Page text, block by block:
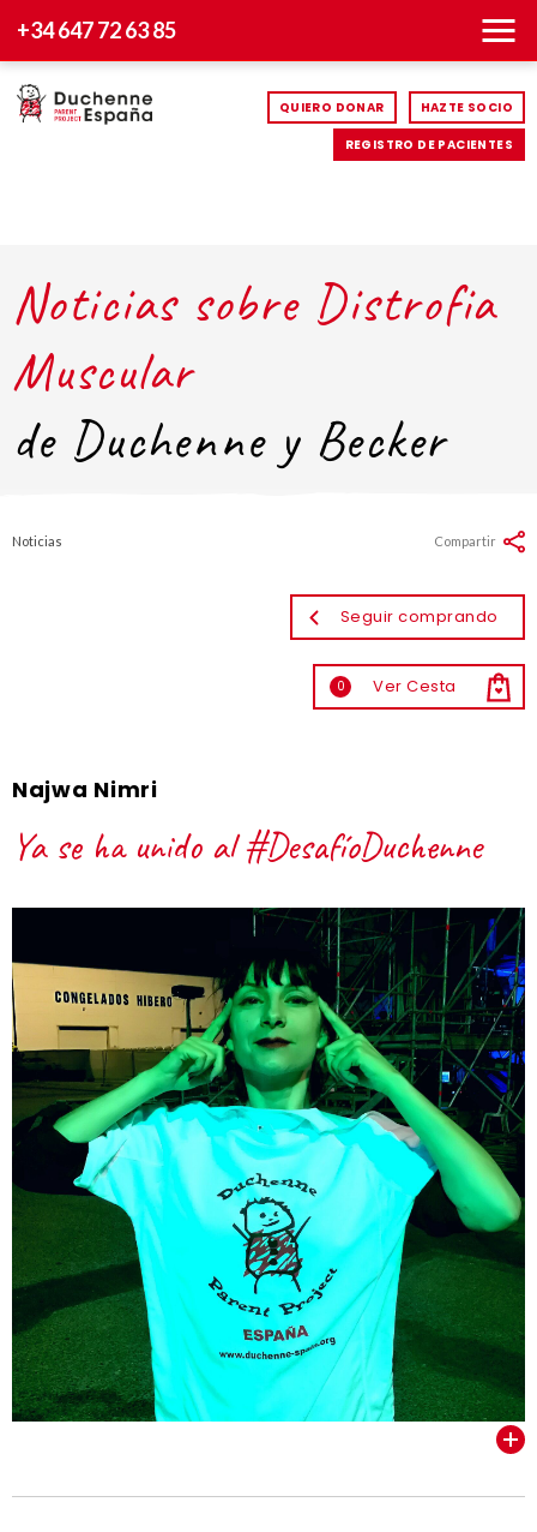
+34 647 72 63 85
QUIERO DONAR HAZTE SOCIO
REGISTRO DE PACIENTES
Noticias sobre Distrofia
Muscular
de Duchenne y Becker
Noticias
Seguir comprando
0 Ver Cesta
Compartir
Najwa Nimri
Ya se ha unido al #DesafíoDuchenne